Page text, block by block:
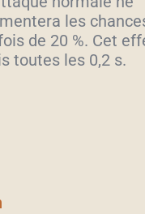
les
de 20 %. Cet
toutes les 0,2 s.